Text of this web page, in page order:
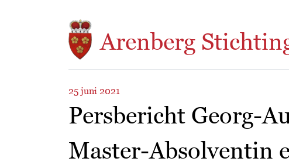
Arenberg
25 juni 2021
Persbericht Georg-
Master-Absolventin